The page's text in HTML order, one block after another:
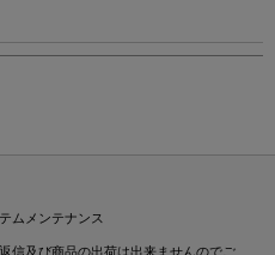
ムメンテナンス
信及び商品の出荷は出来ませんのでご